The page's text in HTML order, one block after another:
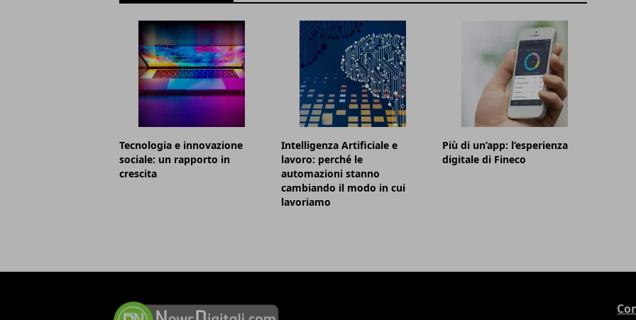
Tecnologia e innovazione
sociale: un rapporto in
crescita
Intelligenza Artificiale e
lavoro: perché le
automazioni stanno
cambiando il modo in cui
lavoriamo
Più di un’app: l’esperienza
digitale di Fineco